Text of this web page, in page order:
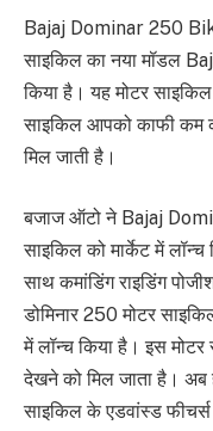
Bajaj Dominar 250
साइकिल का नया मॉडल
किया है। यह मोटर
साइकिल आपको काफी कम
मिल जाती है।
बजाज ऑटो ने Bajaj
साइकिल को मार्केट में
साथ कमांडिंग राइडिंग
डोमिनार 250 मोटर
में लॉन्च किया है। इस
देखने को मिल जाता है।
साइकिल के एडवांस्ड